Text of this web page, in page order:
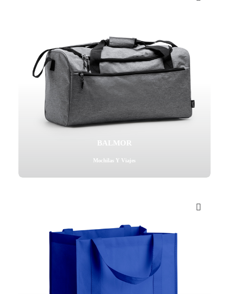
BALMOR
Mochilas Y Viajes